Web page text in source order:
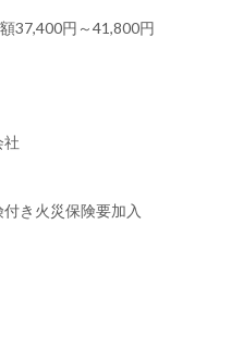
円～41,800円
火災保険要加入